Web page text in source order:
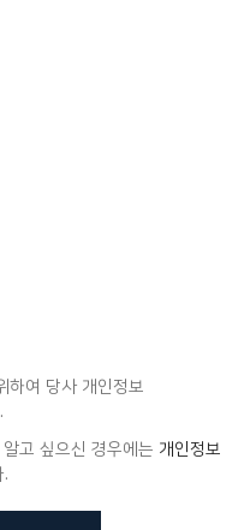
하여 당사 개인정보
고 싶으신 경우에는 개인정보